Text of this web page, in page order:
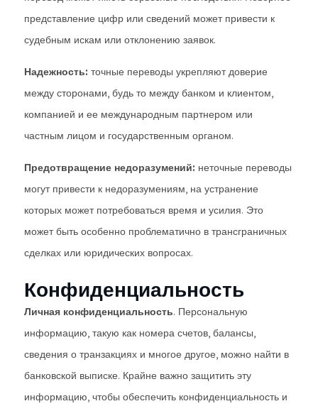
представление цифр или сведений может привести к
судебным искам или отклонению заявок.
Надежность: точные переводы укрепляют доверие
между сторонами, будь то между банком и клиентом,
компанией и ее международным партнером или
частным лицом и государственным органом.
Предотвращение недоразумений: неточные переводы
могут привести к недоразумениям, на устранение
которых может потребоваться время и усилия. Это
может быть особенно проблематично в трансграничных
сделках или юридических вопросах.
Конфиденциальность
Личная конфиденциальность. Персональную
информацию, такую как номера счетов, балансы,
сведения о транзакциях и многое другое, можно найти в
банковской выписке. Крайне важно защитить эту
информацию, чтобы обеспечить конфиденциальность и